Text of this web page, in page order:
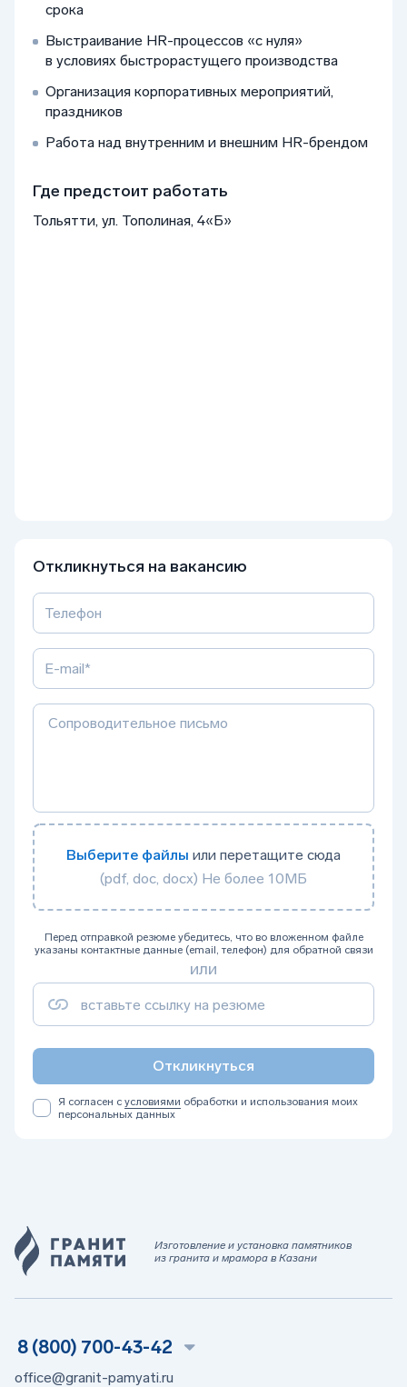
срока
Выстраивание HR-процессов «с нуля»
в условиях быстрорастущего производства
Организация корпоративных мероприятий,
праздников
Работа над внутренним и внешним HR-брендом
Где предстоит работать
Тольятти, ул. Тополиная, 4«Б»
Откликнуться на вакансию
Выберите файлы или перетащите сюда
(pdf, doc, docx) Не более 10МБ
Перед отправкой резюме убедитесь, что во вложенном файле
указаны контактные данные (email, телефон) для обратной связи
или
Откликнуться
Я согласен с условиями обработки и использования моих
персональных данных
Изготовление и установка памятников
из гранита и мрамора в Казани
8 (800) 700-43-42
office@granit-pamyati.ru